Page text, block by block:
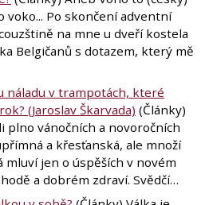
voko... Po skončení adventní
na mne u dveří kostela
Belgičanů s dotazem, který mě
náladu v trampotách, které
(Jaroslav Škarvada) (Články)
plno vánočních a novoročních
a křesťanská, ale množí
jen o úspěších v novém
a dobrém zdraví. Svědčí…